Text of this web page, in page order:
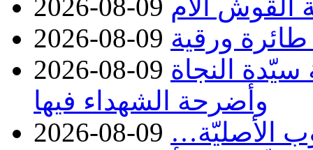
2026-08-09 القوش الأم
2026-08-09
2026-08-09 سيّدة النجاة
وأضرحة الشهداء فيها
2026-08-09 الأصليّة…